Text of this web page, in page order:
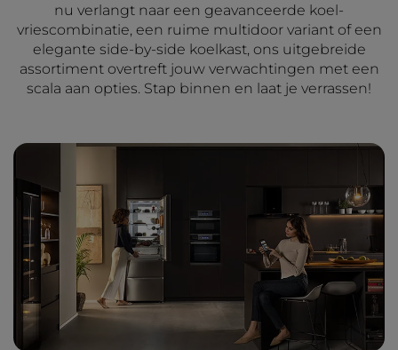
nu verlangt naar een geavanceerde koel-
vriescombinatie, een ruime multidoor variant of een
elegante side-by-side koelkast, ons uitgebreide
assortiment overtreft jouw verwachtingen met een
scala aan opties. Stap binnen en laat je verrassen!